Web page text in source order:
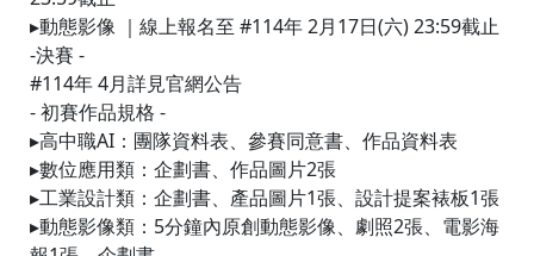
▸動態影像 ｜線上報名至 #114年 2月17日(六) 23:59截止
-決賽 -
#114年 4月詳見官網公告
- 初賽作品規格 -
▸高中職AI：團隊資料表、參賽同意書、作品資料表
▸數位應用類：企劃書、作品圖片2張
▸工業設計類：企劃書、產品圖片1張、設計提案裱板1張
▸動態影像類：5分鐘內原創動態影像、劇照2張、電影海